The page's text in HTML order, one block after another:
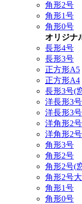
角形2号
角形1号
角形0号
オリジナ
長形4号
長形3号
正方形A5
正方形A4
長形3号(
洋長形3号
洋長形3
洋角形2号
洋角形2
角形3号
角形2号
角形2号(
角形2号大
角形1号
角形0号